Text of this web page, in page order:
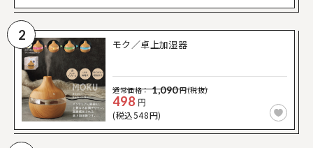
2
モク／卓上加湿器
通常価格： 1,090円(税抜)
498 円
(税込548円)